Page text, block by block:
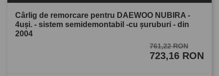
Cârlig de remorcare pentru DAEWOO NUBIRA -
4uşi. - sistem semidemontabil -cu şuruburi - din
2004
761,22 RON
723,16 RON